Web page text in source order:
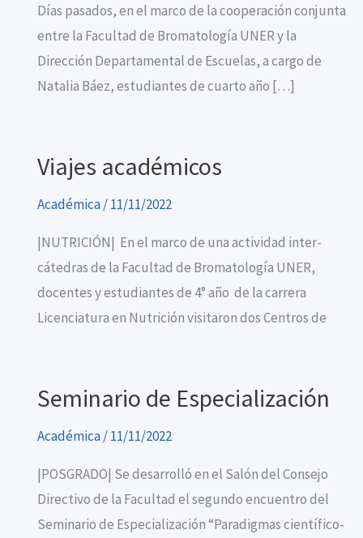
Días pasados, en el marco de la cooperación conjunta
entre la Facultad de Bromatología UNER y la
Dirección Departamental de Escuelas, a cargo de
Natalia Báez, estudiantes de cuarto año […]
Viajes académicos
Académica/11/11/2022
|NUTRICIÓN| En el marco de una actividad inter-
cátedras de la Facultad de Bromatología UNER,
docentes y estudiantes de 4° año de la carrera
Licenciatura en Nutrición visitaron dos Centros de
Seminario de Especialización
Académica/11/11/2022
|POSGRADO| Se desarrolló en el Salón del Consejo
Directivo de la Facultad el segundo encuentro del
Seminario de Especialización “Paradigmas científico-